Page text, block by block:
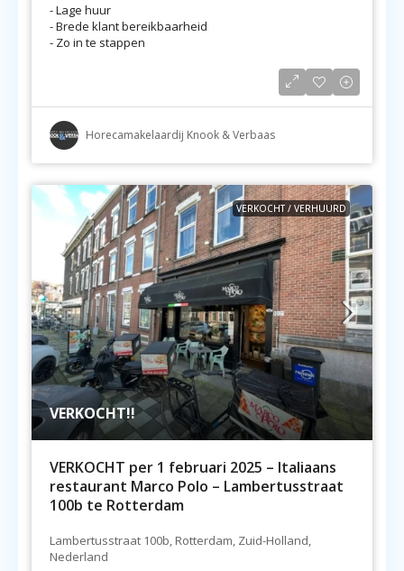
- Lage huur
- Brede klant bereikbaarheid
- Zo in te stappen
Horecamakelaardij Knook & Verbaas
VERKOCHT / VERHUURD
VERKOCHT!!
VERKOCHT per 1 februari 2025 – Italiaans
restaurant Marco Polo – Lambertusstraat
100b te Rotterdam
Lambertusstraat 100b, Rotterdam, Zuid-Holland,
Nederland